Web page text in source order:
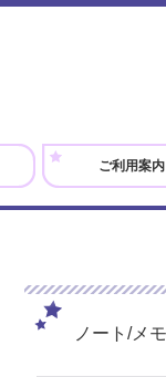
ご利用案内
ノート/メ